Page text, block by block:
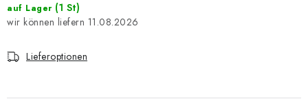
auf Lager (1 St)
11.08.2026
Lieferoptionen